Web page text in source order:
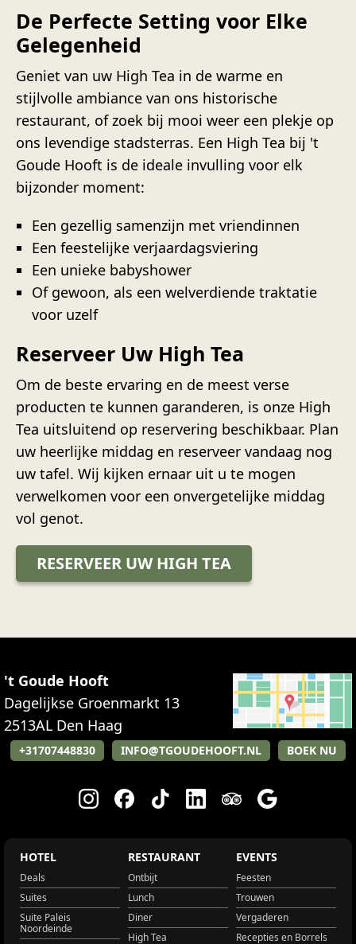
De Perfecte Setting voor Elke
Gelegenheid
Geniet van uw High Tea in de warme en
stijlvolle ambiance van ons historische
restaurant, of zoek bij mooi weer een plekje op
ons levendige stadsterras. Een High Tea bij 't
Goude Hooft is de ideale invulling voor elk
bijzonder moment:
Een gezellig samenzijn met vriendinnen
Een feestelijke verjaardagsviering
Een unieke babyshower
Of gewoon, als een welverdiende traktatie
voor uzelf
Reserveer Uw High Tea
Om de beste ervaring en de meest verse
producten te kunnen garanderen, is onze High
Tea uitsluitend op reservering beschikbaar. Plan
uw heerlijke middag en reserveer vandaag nog
uw tafel. Wij kijken ernaar uit u te mogen
verwelkomen voor een onvergetelijke middag
vol genot.
RESERVEER UW HIGH TEA
't Goude Hooft
Dagelijkse Groenmarkt 13
2513AL Den Haag
+31707448830 INFO@TGOUDEHOOFT.NL BOEK NU
HOTEL
Deals
Suites
Suite Paleis
Noordeinde
RESTAURANT
Ontbijt
Lunch
Diner
High Tea
EVENTS
Feesten
Trouwen
Vergaderen
Recepties en Borrels